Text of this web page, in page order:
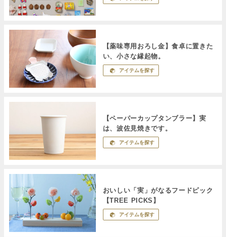
【薬味専用おろし金】食卓に置きた
い、小さな縁起物。
アイテムを探す
【ペーパーカップタンブラー】実
は、波佐見焼きです。
アイテムを探す
おいしい「実」がなるフードピック
【TREE PICKS】
アイテムを探す